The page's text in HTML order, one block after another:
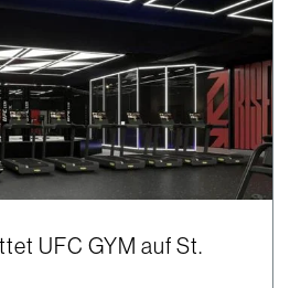
UFC GYM auf St.